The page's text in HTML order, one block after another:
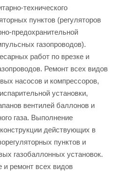
технического
пунктов (регуляторов
предохранительной
газопроводов).
работ по врезке и
Ремонт всех видов
насосов и компрессоров,
установки,
вентилей баллонов и
газа. Выполнение
действующих в
пунктов и
газобаллонных установок.
и ремонт всех видов